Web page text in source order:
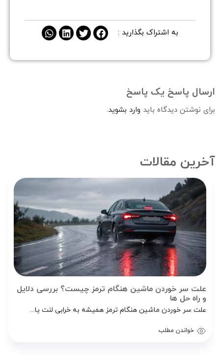
به اشتراک بگذارید :
ارسال پاسخ یک پاسخ
برای نوشتن دیدگاه باید وارد بشوید.
آخرین مقالات
علت سر خوردن ماشین هنگام ترمز چیست؟ بررسی دلایل
و راه‌ حل‌ ها
علت سر خوردن ماشین هنگام ترمز همیشه به خرابی لنت یا...
خواندن مطلب